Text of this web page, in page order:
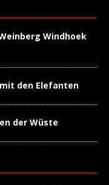
Windhoek
den Elefanten
der Wüste